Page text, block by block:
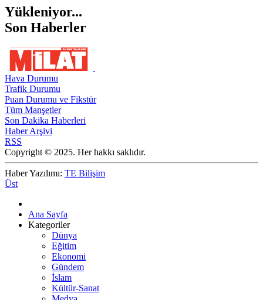
Yükleniyor...
Son Haberler
Hava Durumu
Trafik Durumu
Puan Durumu ve Fikstür
Tüm Manşetler
Son Dakika Haberleri
Haber Arşivi
RSS
Copyright © 2025. Her hakkı saklıdır.
Haber Yazılımı: TE Bilişim
Üst
Ana Sayfa
Kategoriler
Dünya
Eğitim
Ekonomi
Gündem
İslam
Kültür-Sanat